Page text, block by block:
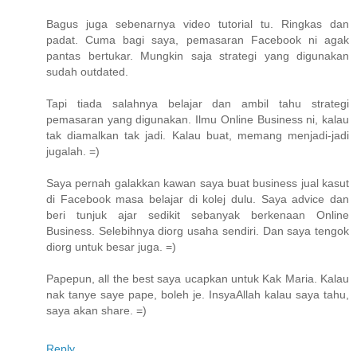
Bagus juga sebenarnya video tutorial tu. Ringkas dan
padat. Cuma bagi saya, pemasaran Facebook ni agak
pantas bertukar. Mungkin saja strategi yang digunakan
sudah outdated.
Tapi tiada salahnya belajar dan ambil tahu strategi
pemasaran yang digunakan. Ilmu Online Business ni, kalau
tak diamalkan tak jadi. Kalau buat, memang menjadi-jadi
jugalah. =)
Saya pernah galakkan kawan saya buat business jual kasut
di Facebook masa belajar di kolej dulu. Saya advice dan
beri tunjuk ajar sedikit sebanyak berkenaan Online
Business. Selebihnya diorg usaha sendiri. Dan saya tengok
diorg untuk besar juga. =)
Papepun, all the best saya ucapkan untuk Kak Maria. Kalau
nak tanye saye pape, boleh je. InsyaAllah kalau saya tahu,
saya akan share. =)